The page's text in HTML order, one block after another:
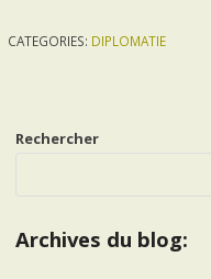
CATEGORIES: DIPLOMATIE
Rechercher
Archives du blog: